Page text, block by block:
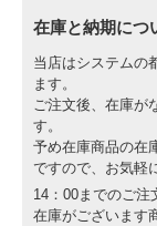
在庫と納期につ
当店はシステムの
ます。
ご注文後、在庫が
す。
予め在庫商品の在
ですので、お気軽
14：00までのご注
在庫がございます